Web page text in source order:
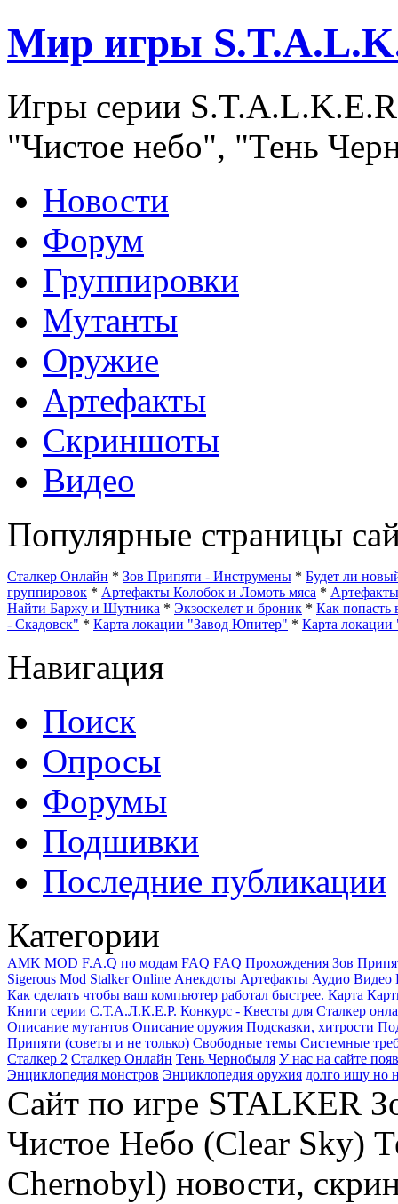
Мир игры
Игры серии
"Чистое небо", "Тень
Новости
Форум
Группировки
Мутанты
Оружие
Артефакты
Скриншоты
Видео
Популярные страницы
Сталкер Онлайн * Зов Припяти - Инструмены * Будет ли
группировок * Артефакты Колобок и Ломоть мяса * Артефакты
Найти Баржу и Шутника * Экзоскелет и броник * Как попасть
- Скадовск" * Карта локации "Завод Юпитер" * Карта
Навигация
Поиск
Опросы
Форумы
Подшивки
Последние публикации
Категории
AMK MOD F.A.Q по модам FAQ FAQ Прохождения Зов
Sigerous Mod Stalker Online Анекдоты Артефакты Аудио Видео
Как сделать чтобы ваш компьютер работал быстрее. Карта
Книги серии С.Т.А.Л.К.Е.Р. Конкурс - Квесты для Сталкер
Описание мутантов Описание оружия Подсказки, хитрости
Припяти (советы и не только) Свободные темы Системные
Сталкер 2 Сталкер Онлайн Тень Чернобыля У нас на сайте
Энциклопедия монстров Энциклопедия оружия долго ишу но
Сайт по игре STALKER
Чистое Небо (Clear Sky)
Chernobyl) новости,